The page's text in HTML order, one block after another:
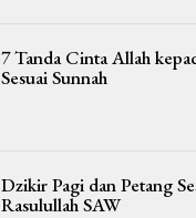
7 Tanda Cinta Allah
Sesuai Sunnah
Dzikir Pagi dan Petang
Rasulullah SAW